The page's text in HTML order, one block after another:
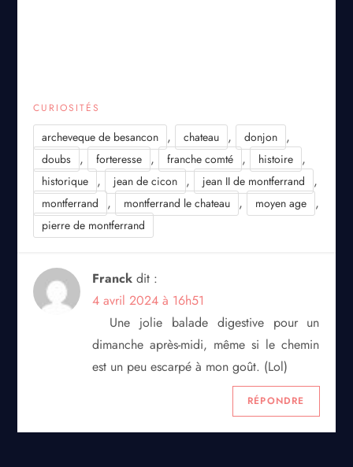
CURIOSITÉS
archeveque de besancon , chateau , donjon ,
doubs , forteresse , franche comté , histoire ,
historique , jean de cicon , jean II de montferrand ,
montferrand , montferrand le chateau , moyen age ,
pierre de montferrand
Franck dit :
4 avril 2024 à 16h51
Une jolie balade digestive pour un
dimanche après-midi, même si le chemin
est un peu escarpé à mon goût. (Lol)
RÉPONDRE